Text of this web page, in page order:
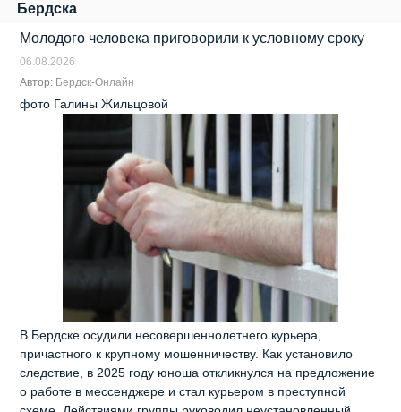
Бердска
Молодого человека приговорили к условному сроку
06.08.2026
Автор: Бердск-Онлайн
фото Галины Жильцовой
В Бердске осудили несовершеннолетнего курьера,
причастного к крупному мошенничеству. Как установило
следствие, в 2025 году юноша откликнулся на предложение
о работе в мессенджере и стал курьером в преступной